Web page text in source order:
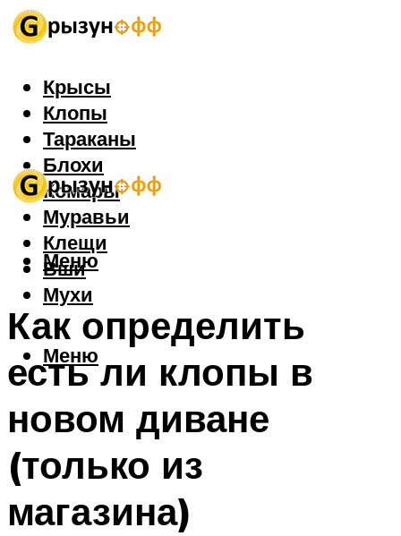
Крысы
Клопы
Тараканы
Блохи
Комары
Муравьи
Клещи
Вши
Мухи
Меню
Меню
Как определить
есть ли клопы в
новом диване
(только из
магазина)